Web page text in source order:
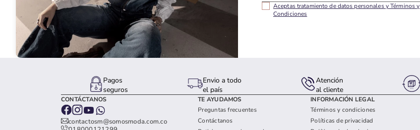
Aceptas tratamiento de datos personales y Términos y
Condiciones
Pagos
seguros
Envio a todo
el país
Atención
al cliente
CONTÁCTANOS
contactosm@somosmoda.com.co
TE AYUDAMOS
Preguntas frecuentes
Contáctanos
INFORMACIÓN LEGAL
Términos y condiciones
Políticas de privacidad